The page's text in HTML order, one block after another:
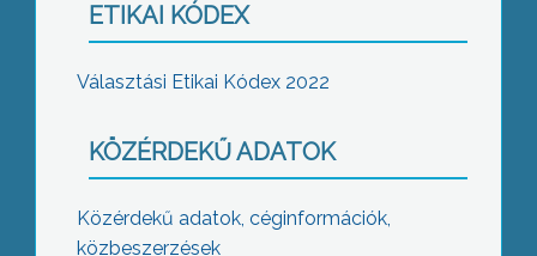
ETIKAI KÓDEX
Választási Etikai Kódex 2022
KÖZÉRDEKŰ ADATOK
Közérdekű adatok, céginformációk,
közbeszerzések